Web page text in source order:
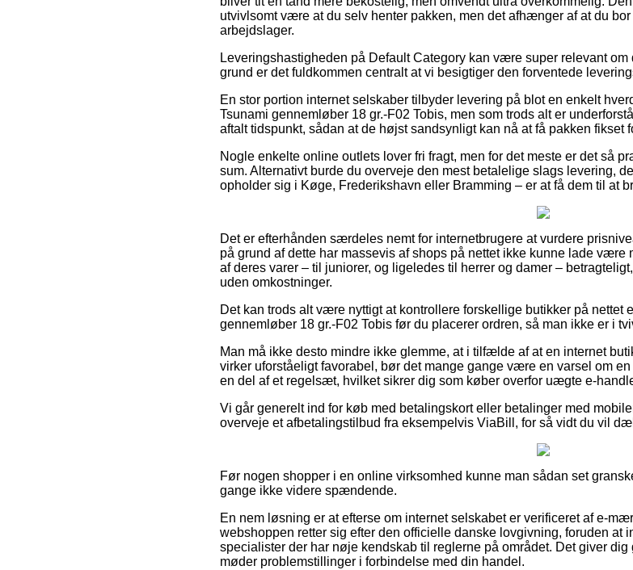
utvivlsomt være at du selv henter pakken, men det afhænger af at du
arbejdslager.
Leveringshastigheden på Default Category kan være super relevant om
grund er det fuldkommen centralt at vi besigtiger den forventede
En stor portion internet selskaber tilbyder levering på blot en enkelt
Tsunami gennemløber 18 gr.-F02 Tobis, men som trods alt er
aftalt tidspunkt, sådan at de højst sandsynligt kan nå at få pakken fikset
Nogle enkelte online outlets lover fri fragt, men for det meste er det så
sum. Alternativt burde du overveje den mest betalelige slags levering,
opholder sig i Køge, Frederikshavn eller Bramming – er at få dem til at
Det er efterhånden særdeles nemt for internetbrugere at vurdere
på grund af dette har massevis af shops på nettet ikke kunne lade
af deres varer – til juniorer, og ligeledes til herrer og damer –
uden omkostninger.
Det kan trods alt være nyttigt at kontrollere forskellige butikker på nettet
gennemløber 18 gr.-F02 Tobis før du placerer ordren, så man ikke er i
Man må ikke desto mindre ikke glemme, at i tilfælde af at en internet
virker uforståeligt favorabel, bør det mange gange være en varsel om
en del af et regelsæt, hvilket sikrer dig som køber overfor uægte e-
Vi går generelt ind for køb med betalingskort eller betalinger med
overveje et afbetalingstilbud fra eksempelvis ViaBill, for så vidt du vil
Før nogen shopper i en online virksomhed kunne man sådan set
gange ikke videre spændende.
En nem løsning er at efterse om internet selskabet er verificeret af e-
webshoppen retter sig efter den officielle danske lovgivning, foruden at
specialister der har nøje kendskab til reglerne på området. Det giver
møder problemstillinger i forbindelse med din handel.